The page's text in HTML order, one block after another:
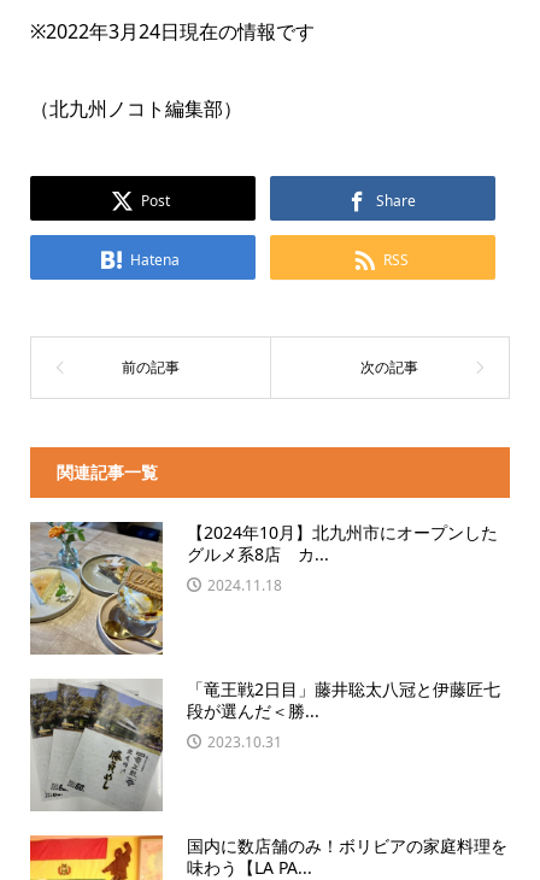
※2022年3月24日現在の情報です
（北九州ノコト編集部）
Post Share
Hatena RSS
関連記事一覧
【2024年10月】北九州市にオープンした
グルメ系8店 カ...
2024.11.18
「竜王戦2日目」藤井聡太八冠と伊藤匠七
段が選んだ＜勝...
2023.10.31
国内に数店舗のみ！ボリビアの家庭料理を
味わう【LA PA...